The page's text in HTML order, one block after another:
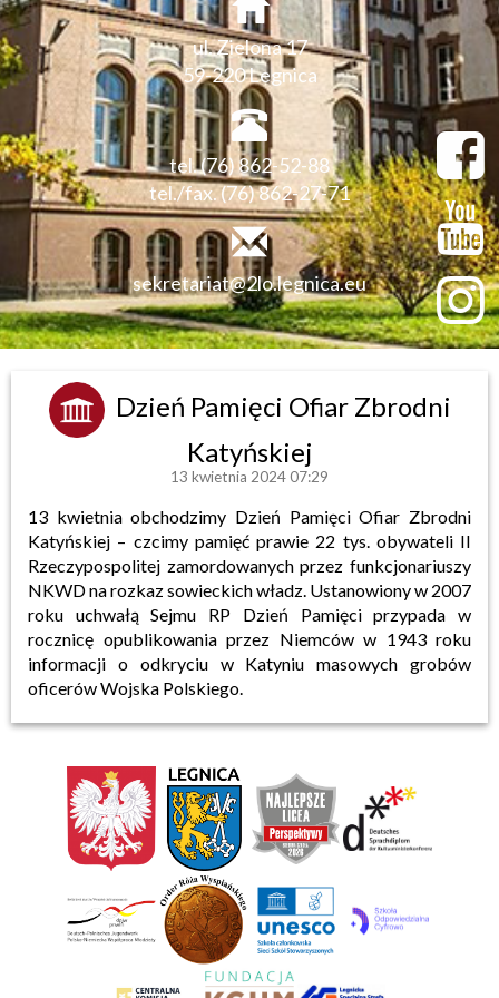
ul. Zielona 17
59-220 Legnica
tel. (76) 862-52-88
tel./fax. (76) 862-27-71
sekretariat@2lo.legnica.eu
Dzień Pamięci Ofiar Zbrodni
Katyńskiej
13 kwietnia 2024 07:29
13 kwietnia obchodzimy Dzień Pamięci Ofiar Zbrodni
Katyńskiej – czcimy pamięć prawie 22 tys. obywateli II
Rzeczypospolitej zamordowanych przez funkcjonariuszy
NKWD na rozkaz sowieckich władz. Ustanowiony w 2007
roku uchwałą Sejmu RP Dzień Pamięci przypada w
rocznicę opublikowania przez Niemców w 1943 roku
informacji o odkryciu w Katyniu masowych grobów
oficerów Wojska Polskiego.